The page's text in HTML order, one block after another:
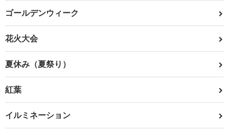
ゴールデンウィーク
花火大会
夏休み（夏祭り）
紅葉
イルミネーション